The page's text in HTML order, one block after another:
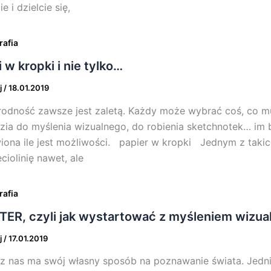
i dzielcie się,
w kropki i nie tylko…
/18.01.2019
zawsze jest zaletą. Każdy może wybrać coś, co
do myślenia wizualnego, do robienia sketchnotek…
ile jest możliwości. papier w kropki Jednym z
nawet, ale
czyli jak wystartować z myśleniem
/17.01.2019
nas ma swój własny sposób na poznawanie świata.